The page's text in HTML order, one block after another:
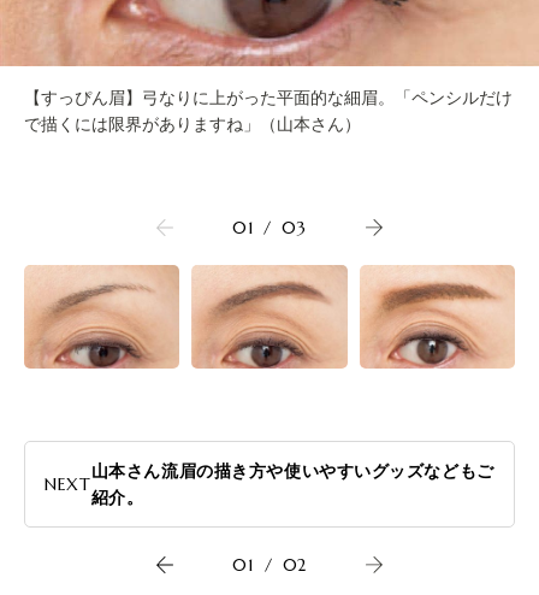
【すっぴん眉】弓なりに上がった平面的な細眉。「ペンシルだけ
で描くには限界がありますね」（山本さん）
01 / 03
NEXT
山本さん流眉の描き方や使いやすいグッズなどもご
紹介。
01 / 02